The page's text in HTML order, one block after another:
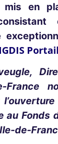
mis en
France
au Fonds
de-